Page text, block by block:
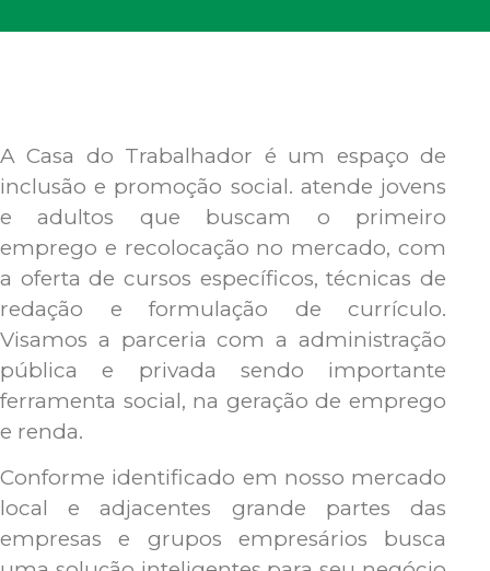
A Casa do Trabalhador é um espaço de
inclusão e promoção social. atende jovens
e adultos que buscam o primeiro
emprego e recolocação no mercado, com
a oferta de cursos específicos, técnicas de
redação e formulação de currículo.
Visamos a parceria com a administração
pública e privada sendo importante
ferramenta social, na geração de emprego
e renda.
Conforme identificado em nosso mercado
local e adjacentes grande partes das
empresas e grupos empresários busca